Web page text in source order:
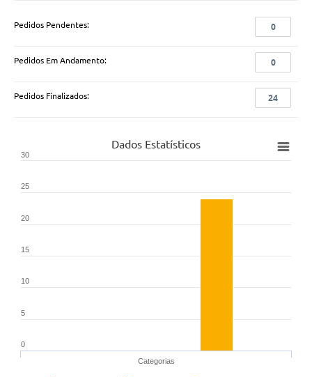
Pedidos Pendentes: 0
Pedidos Em Andamento: 0
Pedidos Finalizados: 24
Dados Estatísticos
Categorias
0
5
10
15
20
25
30